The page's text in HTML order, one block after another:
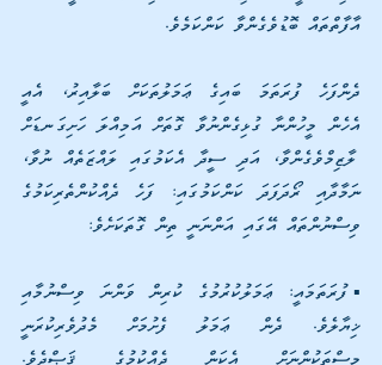
އާފާތްތައް ބޮޑުވެގެންވާ ކަންކަމެވެ.
އެހެން މީހުންނާ ގުޅިގެންނުވާ ގޮތަށް އަމިއްލަ ހަށިގަނޑަށް
ވިސްނުންތައް އޭގައި އަންނަނީ ތިން ގޮތަކަށެވެ:
ޚިޔާލެވެ. ދެން ޢަމަލު ފެށުމަށް މެދުވެރިކުރަނީ